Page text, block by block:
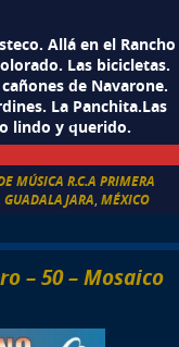
Allá en el Rancho
Las bicicletas.
de Navarone.
La Panchita.Las
lindo y querido.
MÚSICA R.C.A PRIMERA
,GUADALAJARA,MÉXICO
– 50 – Mosaico